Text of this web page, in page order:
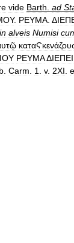
vide Barth ad
. ΡΕΥΜΑ . Δ
in alveis Numisi
ΡΕΥΜΑΔΙΕΠΕΙ
Carm 1 v. 2XI